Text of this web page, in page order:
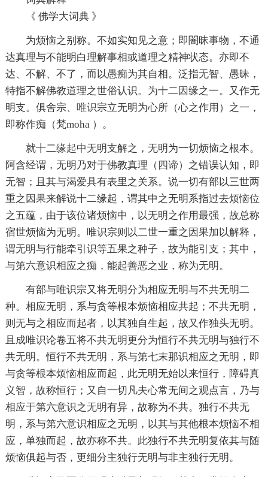
《 佛学大词典 》
为烦恼之别称。不如实知见之意；即闇昧事物，不通
达真理与不能明白理解事相或道理之精神状态。亦即不
达、不解、不了，而以愚痴为其自相。泛指无智、愚昧，
特指不解佛教道理之世俗认识。为十二因缘之一。又作无
明支。俱舍宗、 唯识宗立无明为心所（心之作用）之一，
即称作痴（梵moha ）。
就十二缘起中无明支解之，无明为一切烦恼之根本。
阿含经谓，无明乃对于佛教真理（ 四谛）之错误认知，即
无智；且其与渴爱具有表里之关系。说一切有部以三世两
重之 因果来解说十二缘起，谓其中之无明系指过去烦恼位
之五蕴，由于该位诸烦恼中，以无明之作用最强，故总称
宿世烦恼为无明。唯识宗则以二世一重之因果加以解释，
谓无明与行能牵引识等五果之种子，故为能引支；其中，
与第六意识相应之痴，能起善恶之业，称为无明。
有部与唯识宗又将无明分为相应无明与不共无明二
种。相应无明，系与贪等根本烦恼相应共起；不共无明，
则无与之相应而起者，以其独自生起，故又作独头无明。
且成唯识论卷五将不共无明更分为恒行不共无明与独行不
共无明。恒行不共无明，系与第七末那识相应之无明，即
与贪等根本烦恼相应而起，此无明无始以来恒行，障碍真
义智，故称恒行；又自一切凡夫心常无间之观点言，乃与
相应于第六意识之无明有异，故称为不共。独行不共无
明，系与第六意识相应之无明，以其与其他根本烦恼不相
应，单独而起，故亦称不共。此独行不共无明复依其与随
烦恼俱起与否，更细分主独行无明与非主独行无明。